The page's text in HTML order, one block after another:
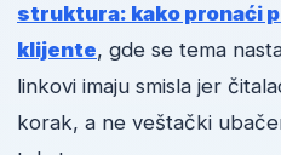
struktura: kako pronaći
klijente, gde se tema
linkovi imaju smisla jer
korak, a ne veštački